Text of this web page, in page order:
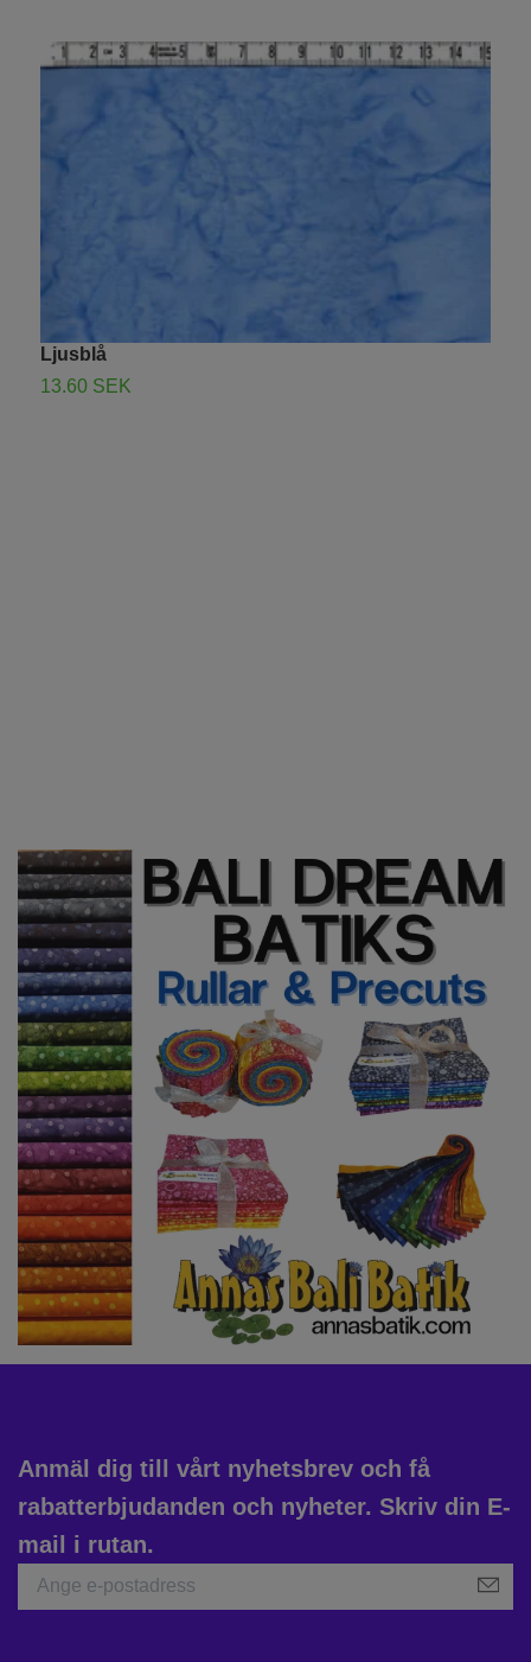
Ljusblå
13.60 SEK
Anmäl dig till vårt nyhetsbrev och få
rabatterbjudanden och nyheter. Skriv din E-
mail i rutan.